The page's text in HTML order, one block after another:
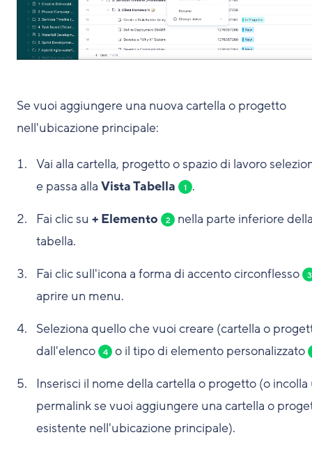
Se vuoi aggiungere una nuova cartella o progetto
nell'ubicazione principale:
Vai alla cartella, progetto o spazio di lavoro
e passa alla Vista Tabella 1 .
Fai clic su + Elemento 2
nella parte inferiore
tabella.
Fai clic sull'icona a forma di accento circonflesso
3
aprire un menu.
Seleziona quello che vuoi creare (cartella o
dall'elenco
4
o il tipo di elemento personalizzato
Inserisci il nome della cartella o progetto (o incolla
permalink se vuoi aggiungere una cartella o
esistente nell'ubicazione principale).